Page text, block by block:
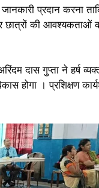
प्रदान करना
छात्रों की आवश्यकताओं
दास गुप्ता ने हर्ष
होगा । प्रशिक्षण